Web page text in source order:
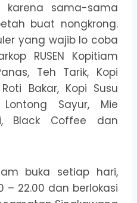
sama-sama
buat nongkrong.
yang wajib lo coba
RUSEN Kopitiam
Teh Tarik, Kopi
Bakar, Kopi Susu
Sayur, Mie
Black Coffee dan
buka setiap hari,
– 22.00 dan berlokasi